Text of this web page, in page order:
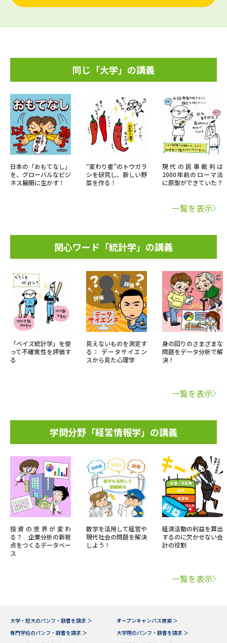
同じ「大学」の講義
日本の「おもてなし」
を、グローバルなビジ
ネス展開に生かす！
“変わり者”のトウガラ
シを研究し、新しい野
菜を作る！
現代の民事裁判は
2000年前のローマ法
に原型ができていた？
一覧を表示
関心ワード「統計学」の講義
「ベイズ統計学」を使
って不確実性を評価す
る
見えないものを測定す
る： データサイエン
スから見た心理学
身の回りのさまざまな
問題をデータ分析で解
決！
一覧を表示
学問分野「経営情報学」の講義
投資の世界が変わ
る？ 企業分析の新視
点をつくるデータベー
ス
数学を活用して経営や
現代社会の問題を解決
しよう！
経済活動の利益を算出
するのに欠かせない会
計の役割
一覧を表示
大学・短大のパンフ・願書を請求 ＞
オープンキャンパス検索 ＞
専門学校のパンフ・願書を請求 ＞
大学院のパンフ・願書を請求 ＞